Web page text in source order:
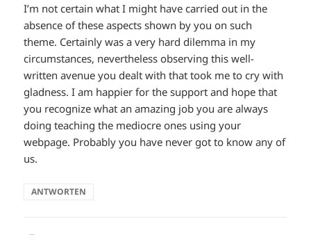
I’m not certain what I might have carried out in the
absence of these aspects shown by you on such
theme. Certainly was a very hard dilemma in my
circumstances, nevertheless observing this well-
written avenue you dealt with that took me to cry with
gladness. I am happier for the support and hope that
you recognize what an amazing job you are always
doing teaching the mediocre ones using your
webpage. Probably you have never got to know any of
us.
ANTWORTEN